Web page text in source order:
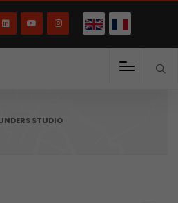
STUDIO
English(English)